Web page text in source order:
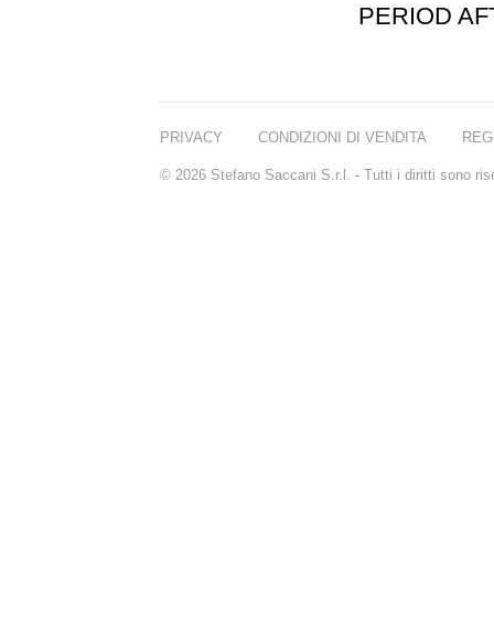
PERIOD
PRIVACY CONDIZIONI DI VENDITA
© 2026 Stefano Saccani S.r.l. - Tutti i diritti sono